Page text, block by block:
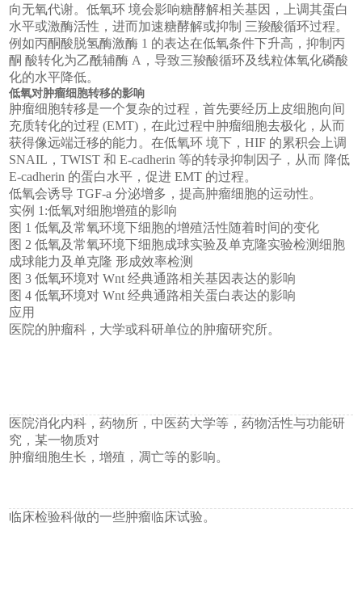
向无氧代谢。低氧环 境会影响糖酵解相关基因，上调其蛋白
水平或激酶活性，进而加速糖酵解或抑制 三羧酸循环过程。
例如丙酮酸脱氢酶激酶 1 的表达在低氧条件下升高，抑制丙
酮 酸转化为乙酰辅酶 A，导致三羧酸循环及线粒体氧化磷酸
化的水平降低。
低氧对肿瘤细胞转移的影响
肿瘤细胞转移是一个复杂的过程，首先要经历上皮细胞向间
充质转化的过程 (EMT)，在此过程中肿瘤细胞去极化，从而
获得像远端迁移的能力。在低氧环 境下，HIF 的累积会上调
SNAIL，TWIST 和 E-cadherin 等的转录抑制因子，从而 降低
E-cadherin 的蛋白水平，促进 EMT 的过程。
低氧会诱导 TGF-a 分泌增多，提高肿瘤细胞的运动性。
实例 1:低氧对细胞增殖的影响
图 1 低氧及常氧环境下细胞的增殖活性随着时间的变化
图 2 低氧及常氧环境下细胞成球实验及单克隆实验检测细胞
成球能力及单克隆 形成效率检测
图 3 低氧环境对 Wnt 经典通路相关基因表达的影响
图 4 低氧环境对 Wnt 经典通路相关蛋白表达的影响
应用
医院的肿瘤科，大学或科研单位的肿瘤研究所。
医院消化内科，药物所，中医药大学等，药物活性与功能研
究，某一物质对
肿瘤细胞生长，增殖，凋亡等的影响。
临床检验科做的一些肿瘤临床试验。